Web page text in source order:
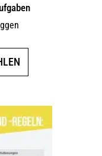
Varianten
auf.